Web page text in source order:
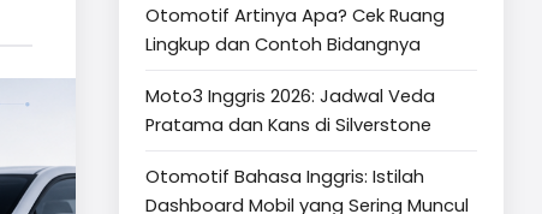
Otomotif Artinya Apa? Cek Ruang
Lingkup dan Contoh Bidangnya
Moto3 Inggris 2026: Jadwal Veda
Pratama dan Kans di Silverstone
Otomotif Bahasa Inggris: Istilah
Dashboard Mobil yang Sering Muncul